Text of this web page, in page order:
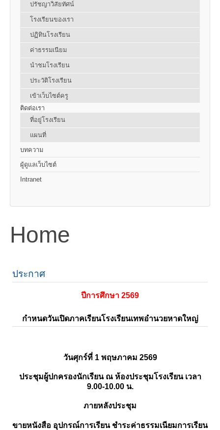
ปรัชญาวิสัยทัศน์
โรงเรียนของเรา
ปฏิทินโรงเรียน
ค่าธรรมเนียม
นำชมโรงเรียน
ประวัติโรงเรียน
เข้าเว็บไซต์ครู
ติดต่อเรา
ที่อยู่โรงเรียน
แผนที่
บทความ
ผู้ดูแลเว็บไซต์
Intranet
Home
ประกาศ
ปีการศึกษา 2569
กำหนดวันเปิดภาคเรียนโรงเรียนเทพอำนวยหาดใหญ่
วันศุกร์ที่ 1 พฤษภาคม 2569
ประชุมผู้ปกครองนักเรียน ณ ห้องประชุมโรงเรียน เวลา
9.00-10.00 น.
ภายหลังประชุม
ขายหนังสือ อุปกรณ์การเรียน ชำระค่าธรรมเนียมการเรียน